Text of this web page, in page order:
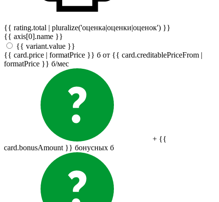
{{ rating.total | pluralize('оценка|оценки|оценок') }}
{{ axis[0].name }}
{{ variant.value }}
{{ card.price | formatPrice }} б от {{ card.creditablePriceFrom |
formatPrice }} б/мес
+ {{
card.bonusAmount }} бонусных б